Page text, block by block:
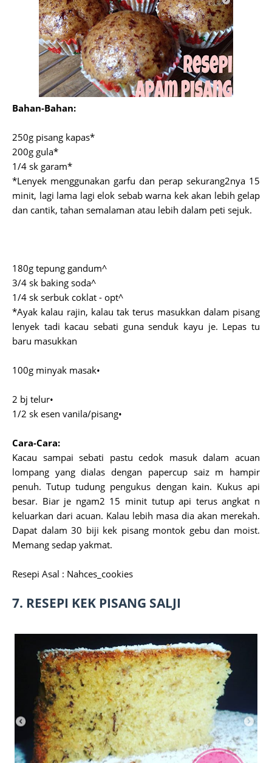
Bahan-Bahan:
250g pisang kapas*
200g gula*
1/4 sk garam*
*Lenyek menggunakan garfu dan perap sekurang2nya 15
minit, lagi lama lagi elok sebab warna kek akan lebih gelap
dan cantik, tahan semalaman atau lebih dalam peti sejuk.
180g tepung gandum^
3/4 sk baking soda^
1/4 sk serbuk coklat - opt^
*Ayak kalau rajin, kalau tak terus masukkan dalam pisang
lenyek tadi kacau sebati guna senduk kayu je. Lepas tu
baru masukkan
100g minyak masak•
2 bj telur•
1/2 sk esen vanila/pisang•
Cara-Cara:
Kacau sampai sebati pastu cedok masuk dalam acuan
lompang yang dialas dengan papercup saiz m hampir
penuh. Tutup tudung pengukus dengan kain. Kukus api
besar. Biar je ngam2 15 minit tutup api terus angkat n
keluarkan dari acuan. Kalau lebih masa dia akan merekah.
Dapat dalam 30 biji kek pisang montok gebu dan moist.
Memang sedap yakmat.
Resepi Asal : Nahces_cookies
7. RESEPI KEK PISANG SALJI